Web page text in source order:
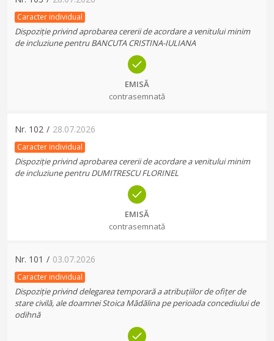
Caracter individual
Dispoziție privind aprobarea cererii de acordare a venitului minim
de incluziune pentru BANCUTA CRISTINA-IULIANA
EMISĂ
contrasemnată
Nr. 102 / 28.07.2026
Caracter individual
Dispoziție privind aprobarea cererii de acordare a venitului minim
de incluziune pentru DUMITRESCU FLORINEL
EMISĂ
contrasemnată
Nr. 101 / 03.07.2026
Caracter individual
Dispoziție privind delegarea temporară a atribuțiilor de ofițer de
stare civilă, ale doamnei Stoica Mădălina pe perioada concediului de
odihnă